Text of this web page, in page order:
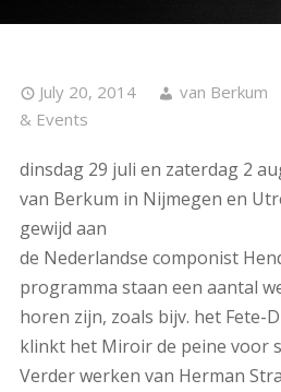
July 20, 2014 van Berkum
& Events
dinsdag 29 juli en zaterdag 2
van Berkum in Nijmegen en
gewijd aan
de Nederlandse componist
programma staan een aantal
horen zijn, zoals bijv. het Fete-
klinkt het Miroir de peine voor
Verder werken van Herman